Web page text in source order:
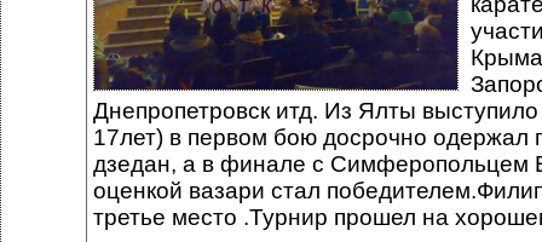
Днепропетровск итд. Из Ялты
17лет) в первом бою досрочно
дзедан, а в финале с Симферопольцем
оценкой вазари стал
третье место .Турнир прошел на